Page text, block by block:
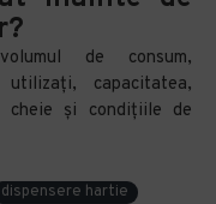
de consum,
capacitatea,
cheie și condițiile de
dispensere hartie